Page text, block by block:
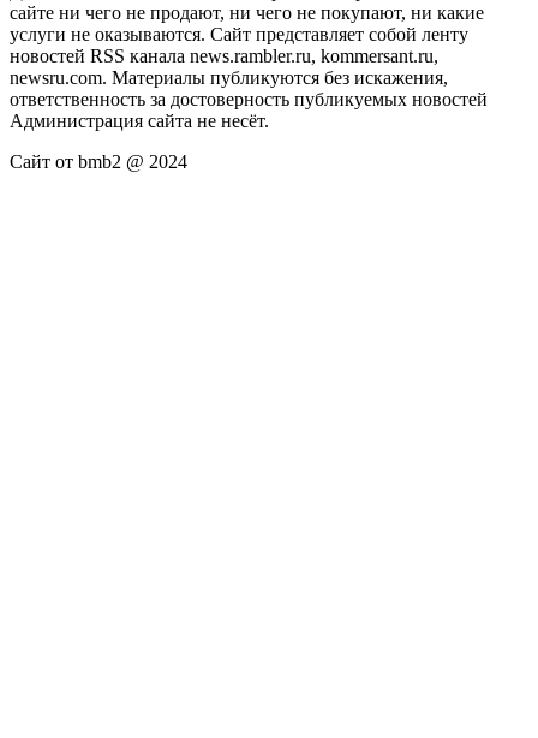
сайте ни чего не продают, ни чего не покупают, ни какие
услуги не оказываются. Сайт представляет собой ленту
новостей RSS канала news.rambler.ru, kommersant.ru,
newsru.com. Материалы публикуются без искажения,
ответственность за достоверность публикуемых новостей
Администрация сайта не несёт.
Сайт от bmb2 @ 2024